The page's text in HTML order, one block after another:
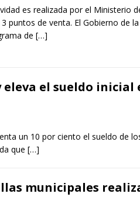
es realizada por el Ministerio
puntos de venta. El Gobierno de
de […]
el sueldo inicial
un 10 por ciento el sueldo de
que […]
municipales